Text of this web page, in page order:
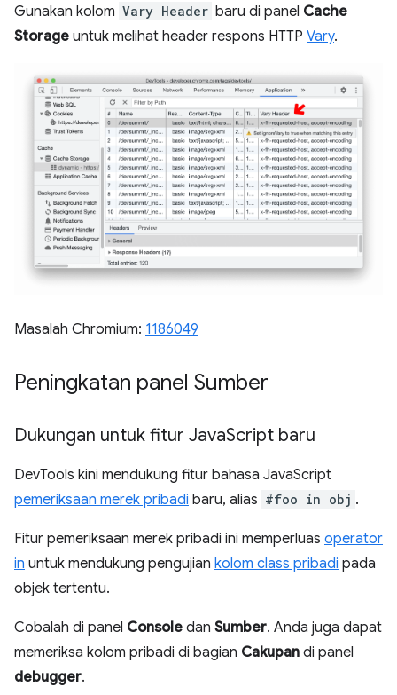
Gunakan kolom Vary Header baru di panel Cache
Storage untuk melihat header respons HTTP Vary.
Masalah Chromium: 1186049
Peningkatan panel Sumber
Dukungan untuk fitur JavaScript baru
DevTools kini mendukung fitur bahasa JavaScript
pemeriksaan merek pribadi baru, alias #foo in obj .
Fitur pemeriksaan merek pribadi ini memperluas operator
in untuk mendukung pengujian kolom class pribadi pada
objek tertentu.
Cobalah di panel Console dan Sumber. Anda juga dapat
memeriksa kolom pribadi di bagian Cakupan di panel
debugger.